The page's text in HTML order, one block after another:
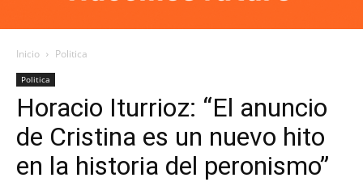
Portada
Inicio Politica
Politica
Horacio Iturrioz: “El anuncio
de Cristina es un nuevo hito
en la historia del peronismo”